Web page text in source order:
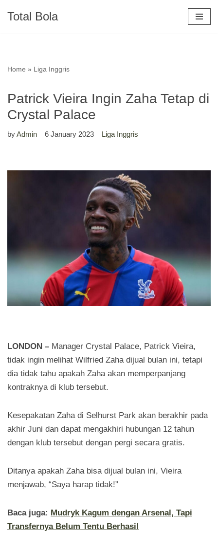
Total Bola
Home » Liga Inggris
Patrick Vieira Ingin Zaha Tetap di
Crystal Palace
byAdmin 6 January 2023 Liga Inggris
LONDON – Manager Crystal Palace, Patrick Vieira,
tidak ingin melihat Wilfried Zaha dijual bulan ini, tetapi
dia tidak tahu apakah Zaha akan memperpanjang
kontraknya di klub tersebut.
Kesepakatan Zaha di Selhurst Park akan berakhir pada
akhir Juni dan dapat mengakhiri hubungan 12 tahun
dengan klub tersebut dengan pergi secara gratis.
Ditanya apakah Zaha bisa dijual bulan ini, Vieira
menjawab, “Saya harap tidak!”
Baca juga: Mudryk Kagum dengan Arsenal, Tapi
Transfernya Belum Tentu Berhasil